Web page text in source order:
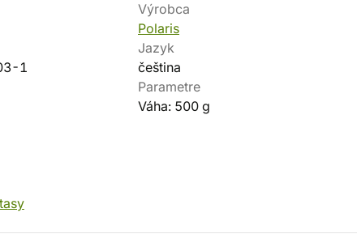
Výrobca
Polaris
1
Jazyk
čeština
Parametre
Váha: 500 g